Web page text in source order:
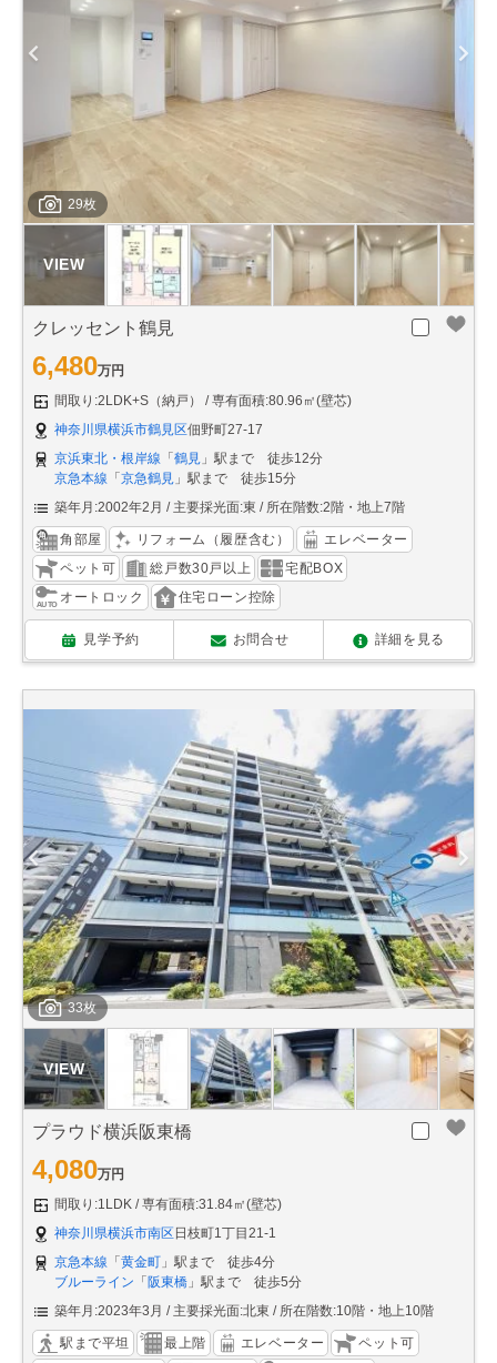
29枚
クレッセント鶴見
6,480万円
間取り:2LDK+S（納戸）
専有面積:80.96㎡(壁芯)
神奈川県横浜市鶴見区佃野町27-17
京浜東北・根岸線 「鶴見 」駅まで 徒歩12分
京急本線 「京急鶴見 」駅まで 徒歩15分
築年月:2002年2月
主要採光面:東 所在階数:2階・地上7階
角部屋 リフォーム（履歴含む）
エレベーター
ペット可
総戸数30戸以上
宅配BOX
オートロック
住宅ローン控除
見学予約 お問合せ 詳細を見る
33枚
プラウド横浜阪東橋
4,080万円
間取り:1LDK
専有面積:31.84㎡(壁芯)
神奈川県横浜市南区 日枝町1丁目21-1
京急本線 「 黄金町 」駅まで 徒歩4分
ブルーライン 「 阪東橋 」駅まで 徒歩5分
築年月:2023年3月
主要採光面:北東 所在階数:10階・地上10階
駅まで平坦 最上階 エレベーター
ペット可